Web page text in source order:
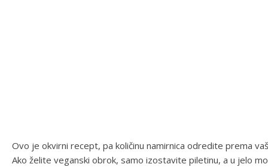
Ovo je okvirni recept, pa količinu namirnica odredite prema
Ako želite veganski obrok, samo izostavite piletinu, a u jelo